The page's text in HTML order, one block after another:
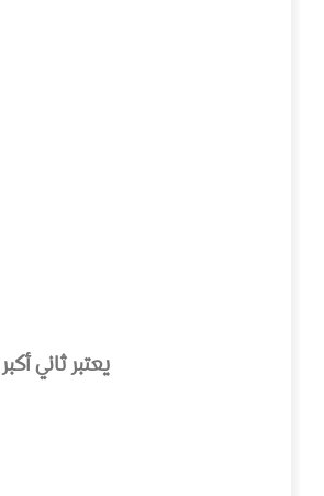
يعتبر ثاني أكبر مركز للتسوق